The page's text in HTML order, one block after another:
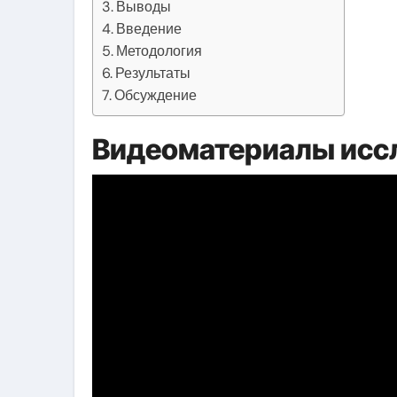
Выводы
Введение
Методология
Результаты
Обсуждение
Видеоматериалы